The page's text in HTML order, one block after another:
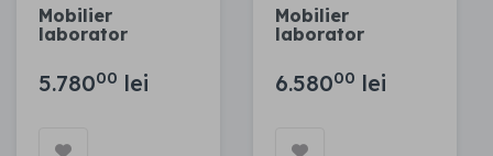
Mobilier
laborator
5.78000 lei
Mobilier
laborator
6.58000 lei